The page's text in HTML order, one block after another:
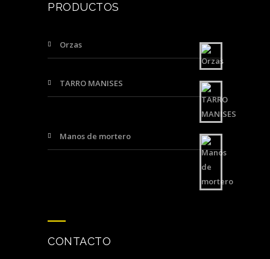
PRODUCTOS
Orzas
TARRO MANISES
Manos de mortero
CONTACTO